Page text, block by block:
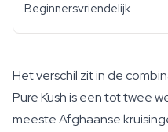
Beginnersvriendelijk
Het verschil zit in de
Pure Kush is een tot twee
meeste Afghaanse